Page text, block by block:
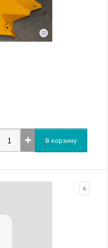
В корзину
6